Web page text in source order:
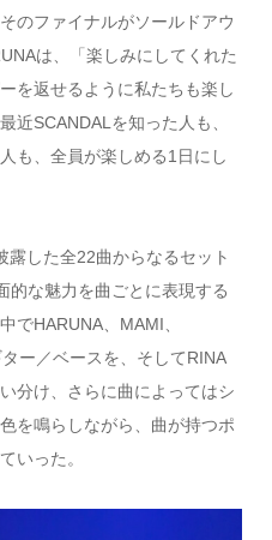
のファイナルがソールドアウ
は、「楽しみにしてくれた
を返せるように私たちも楽し
近SCANDALを知った人も、
も、全員が楽しめる1日にし
露した全22曲からなるセット
的な魅力を曲ごとに表現する
でHARUNA、MAMI、
ー／ベースを、そしてRINA
分け、さらに曲によってはシ
を鳴らしながら、曲が持つポ
いった。